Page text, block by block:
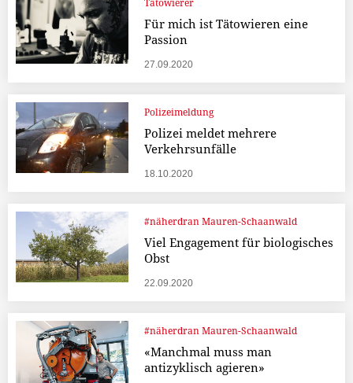
Tätowierer
Für mich ist Tätowieren eine
Passion
27.09.2020
Polizeimeldung
Polizei meldet mehrere
Verkehrsunfälle
18.10.2020
#näherdran Mauren-Schaanwald
Viel Engagement für biologisches
Obst
22.09.2020
#näherdran Mauren-Schaanwald
«Manchmal muss man
antizyklisch agieren»